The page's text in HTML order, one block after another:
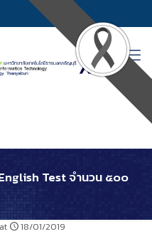
Test จำนวน ๕๐๐
at 18/01/2019